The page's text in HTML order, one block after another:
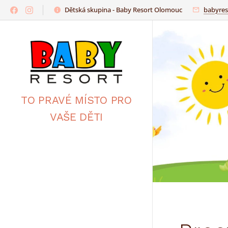
https://www.babyresort.cz/
Dětská skupina - Baby Resort Olomouc
TO PRAVÉ MÍSTO PRO
VAŠE DĚTI